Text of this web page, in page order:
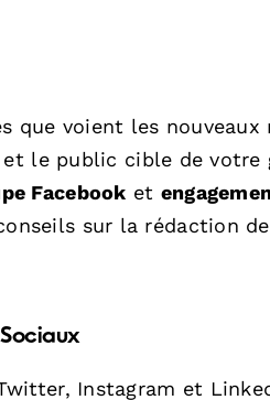
que voient les nouveaux
le public cible de votre
Facebook et
sur la rédaction de
Instagram et